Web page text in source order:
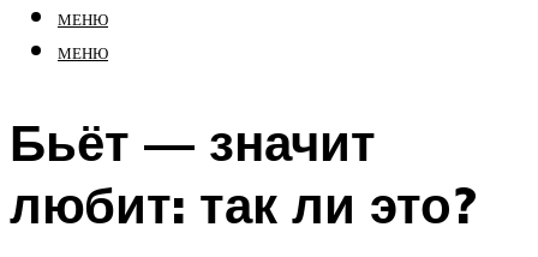
МЕНЮ
МЕНЮ
Бьёт — значит
любит: так ли это?